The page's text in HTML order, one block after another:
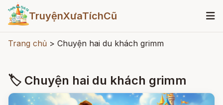
TruyệnXưaTíchCũ
Trang chủ > Chuyện hai du khách grimm
🏷 Chuyện hai du khách grimm